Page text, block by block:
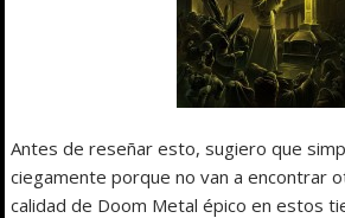
Antes de reseñar esto, sugiero que
ciegamente porque no van a encontrar
calidad de Doom Metal épico en estos